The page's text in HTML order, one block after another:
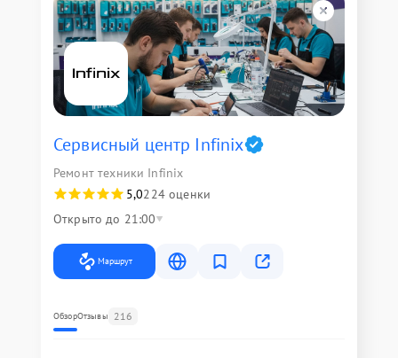
Сервисный центр Infinix
Ремонт техники Infinix
5,0224 оценки
Открыто до 21:00
Маршрут
ОбзорОтзывы 216